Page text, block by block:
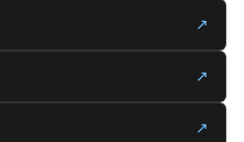
↗
↗
↗